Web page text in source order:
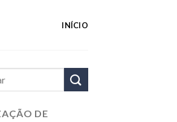
INÍCIO
DE